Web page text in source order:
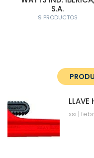
S.A.
9 PRODUCTOS
LLAVE
xsi